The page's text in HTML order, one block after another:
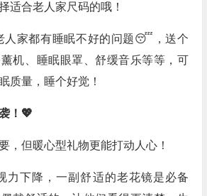
适合老人家尺码的哦！
人家都有睡眠不好的问题😴，送个
机、睡眠眼罩、舒缓音乐等等，可
质量，睡个好觉！
！💖
，但暖心型礼物更能打动人心！
力下降，一副舒适的老花镜是必备